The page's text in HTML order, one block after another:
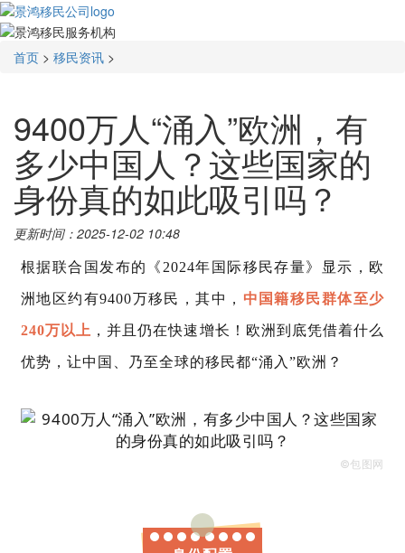
首页 > 移民资讯 >
9400万人“涌入”欧洲，有
多少中国人？这些国家的
身份真的如此吸引吗？
更新时间：2025-12-02 10:48
根据联合国发布的《 2024年国际移民存量》显示，欧
洲地区约有9400万移民 ，其中， 中国籍移民群体至少
240万以上 ，并且仍在快速增长！欧洲到底凭借着什么
优势，让中国、乃至全球的移民都“涌入”欧洲？
©包图网